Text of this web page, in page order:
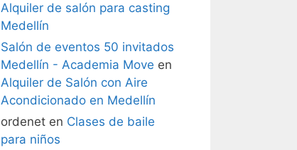
Alquiler de salón para casting
Medellín
Salón de eventos 50 invitados
Medellín - Academia Move en
Alquiler de Salón con Aire
Acondicionado en Medellín
ordenet en Clases de baile
para niños